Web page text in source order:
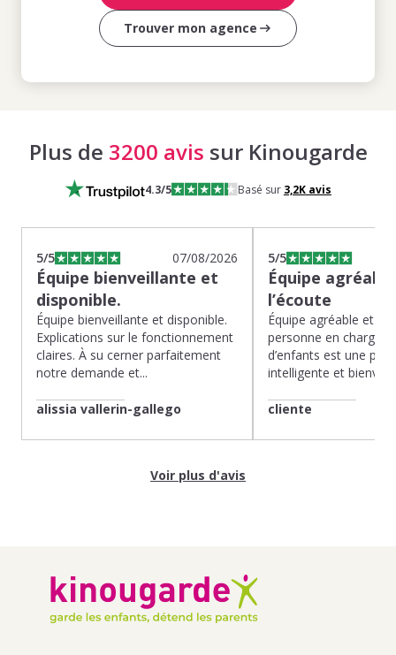
Trouver mon agence
Plus de 3200 avis sur Kinougarde
4.3/5 Basé sur 3,2Kavis
5/5 07/08/2026
Équipe bienveillante et
disponible.
Équipe bienveillante et disponible.
Explications sur le fonctionnement
claires. À su cerner parfaitement
notre demande et...
alissia vallerin-gallego
5/5
Équipe
l’écoute
Équipe agréable et à
personne en charge
d’enfants est une
intelligente et
cliente
Voir plus d'avis